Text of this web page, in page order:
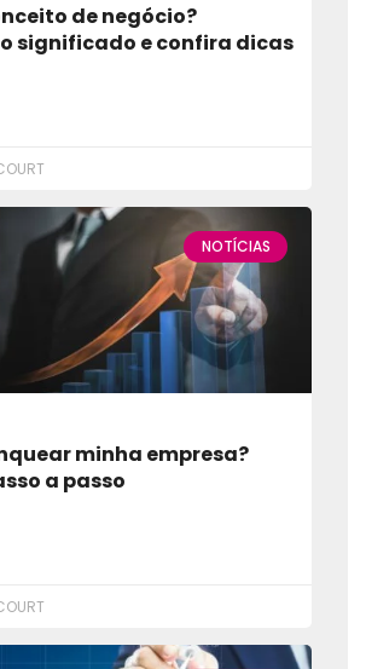
de negócio?
significado e confira dicas
NOTÍCIAS
minha empresa?
a passo